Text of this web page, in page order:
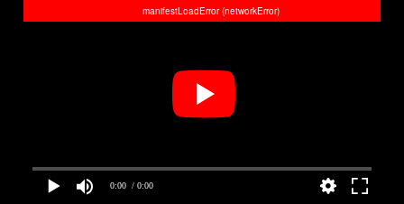
0:00 / 0:00
manifestLoadError (networkError)